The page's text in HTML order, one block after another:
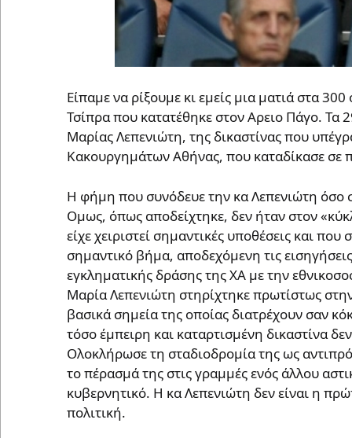
Είπαμε να ρίξουμε κι εμείς μια ματιά στα
Τσίπρα που κατατέθηκε στον Αρειο Πάγο. Τα
Μαρίας Λεπενιώτη, της δικαστίνας που
Κακουργημάτων Αθήνας, που καταδίκασε σε
Η φήμη που συνόδευε την κα Λεπενιώτη όσο
Ομως, όπως αποδείχτηκε, δεν ήταν στον
είχε χειριστεί σημαντικές υποθέσεις και
σημαντικό βήμα, αποδεχόμενη τις
εγκληματικής δράσης της ΧΑ με την
Μαρία Λεπενιώτη στηρίχτηκε πρωτίστως
βασικά σημεία της οποίας διατρέχουν σαν
τόσο έμπειρη και καταρτισμένη δικαστίνα
Ολοκλήρωσε τη σταδιοδρομία της ως
το πέρασμά της στις γραμμές ενός άλλου
κυβερνητικό. Η κα Λεπενιώτη δεν είναι η
πολιτική.